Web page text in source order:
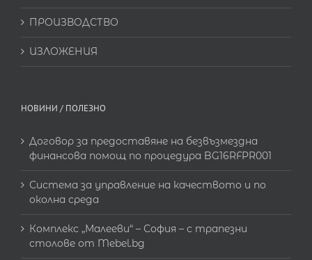
ПРОИЗВОДСТВО
ИЗЛОЖЕНИЯ
НОВИНИ / ПОЛЕЗНО
Договор за предоставяне на безвъзмездна
финансова помощ по процедура BG16RFPR001
Система за управление на качеството и по
околна среда
Комплекс „Малееви“ – София – с трапезни
столове от Mebel.bg